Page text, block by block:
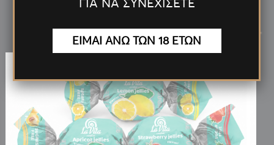
ΝέαΠροϊόντα >
ΕΙΜΑΙ ΑΝΩ ΤΩΝ 18 ΕΤΩΝ